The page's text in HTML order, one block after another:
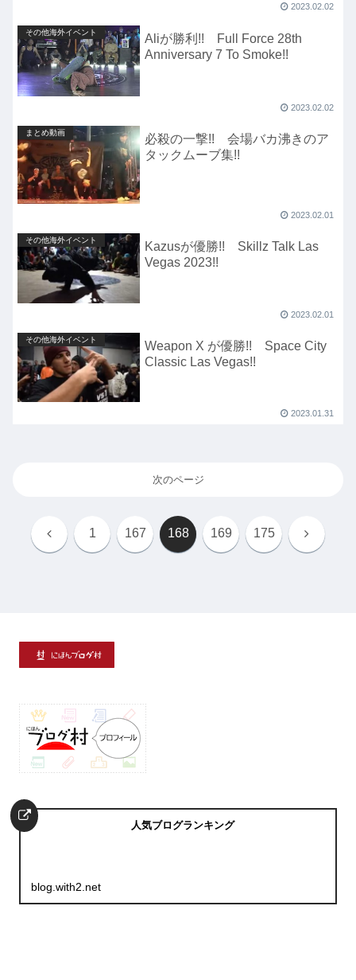
2023.02.02
その他海外イベント
Aliが勝利!! Full Force 28th
Anniversary 7 To Smoke!!
2023.02.02
まとめ動画
必殺の一撃!! 会場バカ沸きのア
タックムーブ集!!
2023.02.01
その他海外イベント
Kazusが優勝!! Skillz Talk Las
Vegas 2023!!
2023.02.01
その他海外イベント
Weapon X が優勝!! Space City
Classic Las Vegas!!
2023.01.31
次のページ
前 1 167 168 169 175 次
人気ブログランキング
blog.with2.net